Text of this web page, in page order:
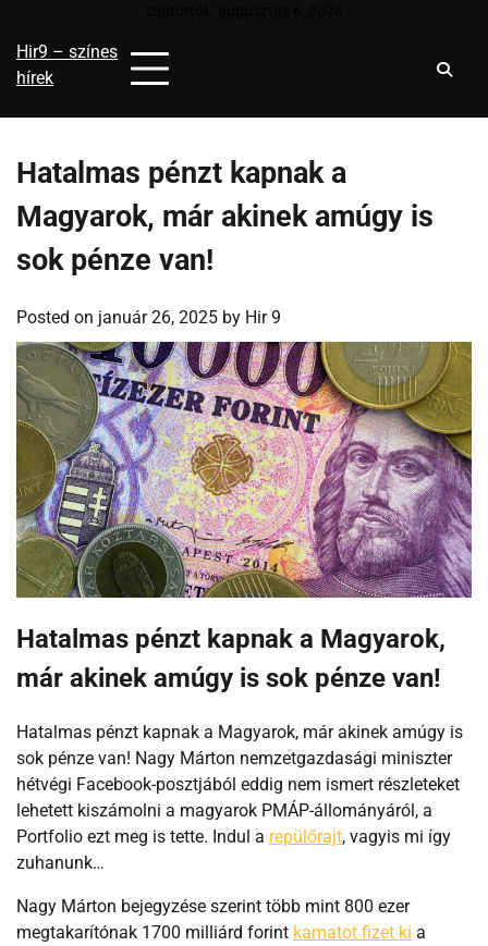
content
Hir9 – színes
hírek
Hatalmas pénzt kapnak a
Magyarok, már akinek amúgy is
sok pénze van!
Posted on január 26, 2025 by Hir 9
Hatalmas pénzt kapnak a Magyarok,
már akinek amúgy is sok pénze van!
Hatalmas pénzt kapnak a Magyarok, már akinek amúgy is
sok pénze van! Nagy Márton nemzetgazdasági miniszter
hétvégi Facebook-posztjából eddig nem ismert részleteket
lehetett kiszámolni a magyarok PMÁP-állományáról, a
Portfolio ezt meg is tette. Indul a repülőrajt, vagyis mi így
zuhanunk…
Nagy Márton bejegyzése szerint több mint 800 ezer
megtakarítónak 1700 milliárd forint kamatot fizet ki a